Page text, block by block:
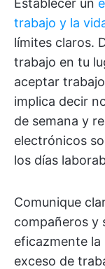
Establecer un
trabajo y la
límites claros.
trabajo en tu
aceptar
implica decir
de semana y
electrónicos
los días
Comunique
compañeros y
eficazmente
exceso de